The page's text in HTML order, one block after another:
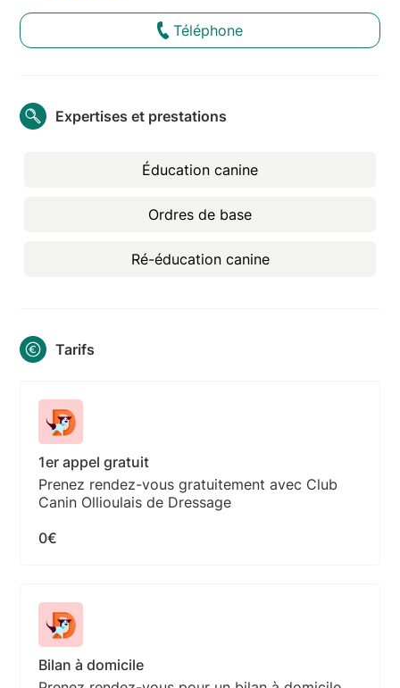
Téléphone
Expertises et prestations
Éducation canine
Ordres de base
Ré-éducation canine
Tarifs
1er appel gratuit
Prenez rendez-vous gratuitement avec Club
Canin Ollioulais de Dressage
0€
Bilan à domicile